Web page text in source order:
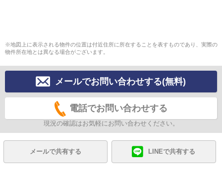
※地図上に表示される物件の位置は付近住所に所在することを表すものであり、実際の
物件所在地とは異なる場合がございます。
メールでお問い合わせする(無料)
電話でお問い合わせする
現況の確認はお気軽にお問い合わせください。
メールで共有する LINEで共有する